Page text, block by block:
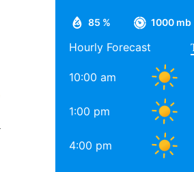
85 % 1000 mb
Hourly Forecast
10:00 am
1:00 pm
4:00 pm